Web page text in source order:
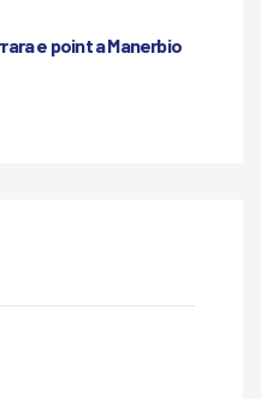
e point a Manerbio